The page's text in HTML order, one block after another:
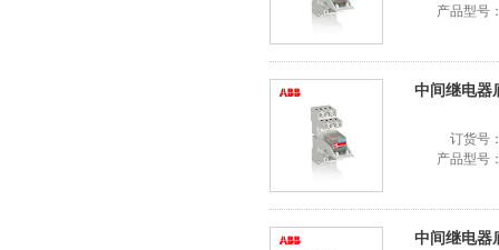
产品型号
中间继电器
订货号
产品型号
中间继电器